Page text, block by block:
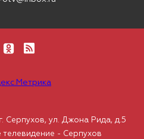
Серпухов, ул. Джона Рида, д.5
- Серпухов